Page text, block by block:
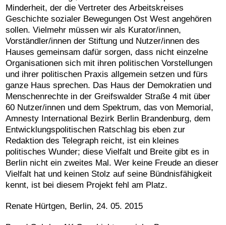
Minderheit, der die Vertreter des Arbeitskreises
Geschichte sozialer Bewegungen Ost West angehören
sollen. Vielmehr müssen wir als Kurator/innen,
Vorständler/innen der Stiftung und Nutzer/innen des
Hauses gemeinsam dafür sorgen, dass nicht einzelne
Organisationen sich mit ihren politischen Vorstellungen
und ihrer politischen Praxis allgemein setzen und fürs
ganze Haus sprechen. Das Haus der Demokratien und
Menschenrechte in der Greifswalder Straße 4 mit über
60 Nutzer/innen und dem Spektrum, das von Memorial,
Amnesty International Bezirk Berlin Brandenburg, dem
Entwicklungspolitischen Ratschlag bis eben zur
Redaktion des Telegraph reicht, ist ein kleines
politisches Wunder; diese Vielfalt und Breite gibt es in
Berlin nicht ein zweites Mal. Wer keine Freude an dieser
Vielfalt hat und keinen Stolz auf seine Bündnisfähigkeit
kennt, ist bei diesem Projekt fehl am Platz.
Renate Hürtgen, Berlin, 24. 05. 2015